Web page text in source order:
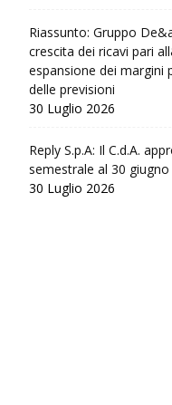
Riassunto: Gruppo
crescita dei ricavi pari
espansione dei margini
delle previsioni
30 Luglio 2026
Reply S.p.A: Il C.d.A.
semestrale al 30 giugno
30 Luglio 2026